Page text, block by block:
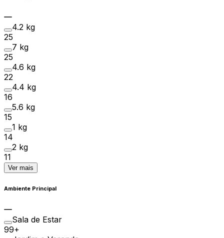
4.2 kg
25
7 kg
25
4.6 kg
22
4.4 kg
16
5.6 kg
15
1 kg
14
2 kg
11
Ver mais
Ambiente Principal
Sala de Estar
99+